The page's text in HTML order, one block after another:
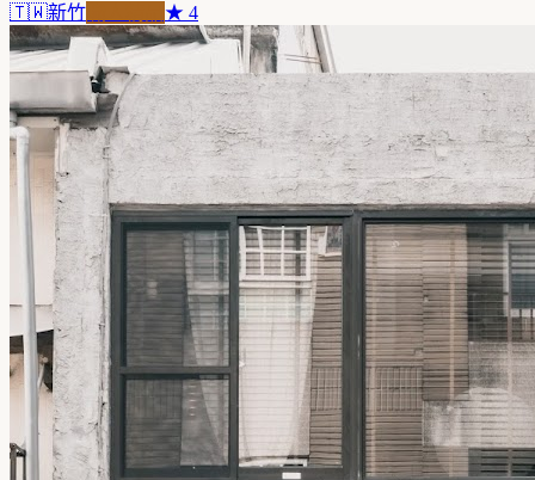
🇹🇼新竹 ★ 4